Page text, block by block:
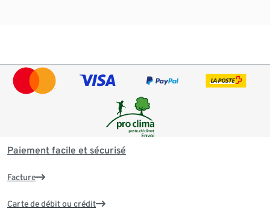
Paiement facile et sécurisé
Facture
Carte de débit ou crédit